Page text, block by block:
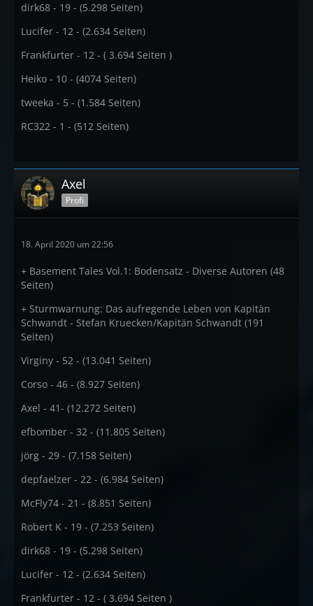
dirk68 - 19 - (5.298 Seiten)
Lucifer - 12 - (2.634 Seiten)
Frankfurter - 12 - ( 3.694 Seiten )
Heiko - 10 - (4074 Seiten)
tweeka - 5 - (1.584 Seiten)
RC322 - 1 - (512 Seiten)
Axel
Profi
18. April 2020 um 22:56
+ Basement Tales Vol.1: Bodensatz - Diverse Autoren (48
Seiten)
+ Sturmwarnung: Das aufregende Leben von Kapitän
Schwandt - Stefan Kruecken/Kapitän Schwandt (191
Seiten)
Virginy - 52 - (13.041 Seiten)
Corso - 46 - (8.927 Seiten)
Axel - 41- (12.272 Seiten)
efbomber - 32 - (11.805 Seiten)
jörg - 29 - (7.158 Seiten)
depfaelzer - 22 - (6.984 Seiten)
McFly74 - 21 - (8.851 Seiten)
Robert K - 19 - (7.253 Seiten)
dirk68 - 19 - (5.298 Seiten)
Lucifer - 12 - (2.634 Seiten)
Frankfurter - 12 - ( 3.694 Seiten )